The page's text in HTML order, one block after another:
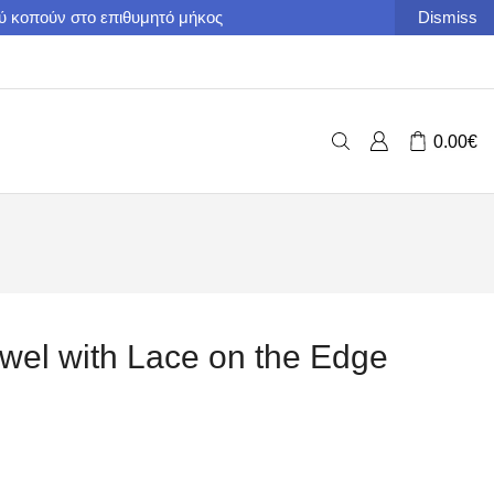
κοπούν στο επιθυμητό μήκος Dismiss
0.00€
with Lace on the Edge